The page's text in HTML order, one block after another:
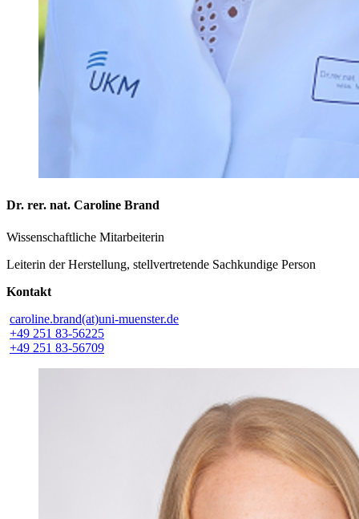
Dr. rer. nat. Caroline Brand
Wissenschaftliche Mitarbeiterin
Leiterin der Herstellung, stellvertretende Sachkundige Person
Kontakt
caroline.brand(at)uni-muenster.de
+49 251 83-56225
+49 251 83-56709